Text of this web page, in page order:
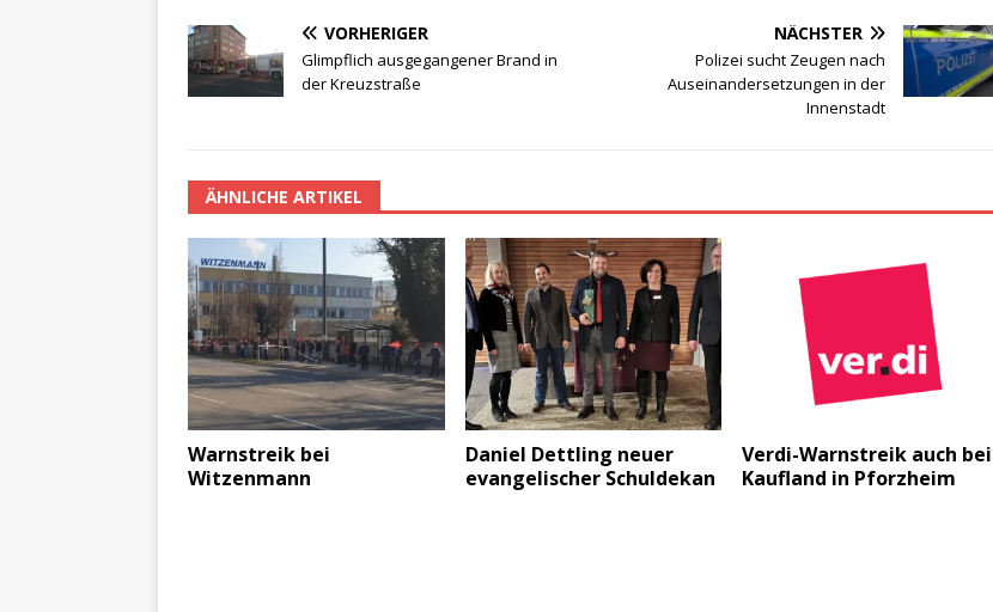
VORHERIGER
Glimpflich ausgegangener Brand in
der Kreuzstraße
NÄCHSTER
Polizei sucht Zeugen nach
Auseinandersetzungen in der
Innenstadt
ÄHNLICHE ARTIKEL
Warnstreik bei
Witzenmann
Daniel Dettling neuer
evangelischer Schuldekan
Verdi-Warnstreik auch bei
Kaufland in Pforzheim